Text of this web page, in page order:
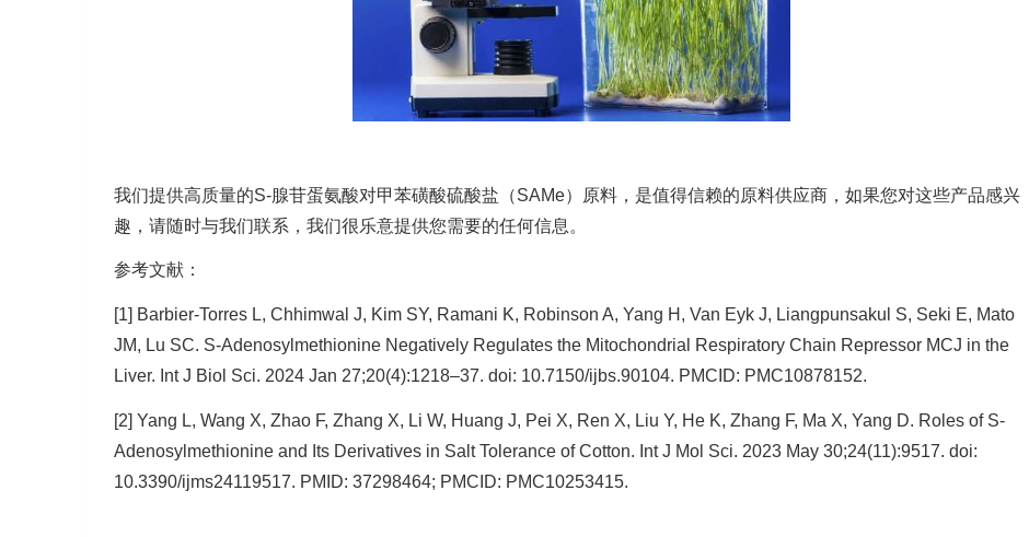
我们提供高质量的S-腺苷蛋氨酸对甲苯磺酸硫酸盐（SAMe）原料，是值得信赖的原料供应商，如果您对这些产品感兴
趣，请随时与我们联系，我们很乐意提供您需要的任何信息。
参考文献：
[1] Barbier-Torres L, Chhimwal J, Kim SY, Ramani K, Robinson A, Yang H, Van Eyk J, Liangpunsakul S, Seki E, Mato
JM, Lu SC. S-Adenosylmethionine Negatively Regulates the Mitochondrial Respiratory Chain Repressor MCJ in the
Liver. Int J Biol Sci. 2024 Jan 27;20(4):1218–37. doi: 10.7150/ijbs.90104. PMCID: PMC10878152.
[2] Yang L, Wang X, Zhao F, Zhang X, Li W, Huang J, Pei X, Ren X, Liu Y, He K, Zhang F, Ma X, Yang D. Roles of S-
Adenosylmethionine and Its Derivatives in Salt Tolerance of Cotton. Int J Mol Sci. 2023 May 30;24(11):9517. doi:
10.3390/ijms24119517. PMID: 37298464; PMCID: PMC10253415.